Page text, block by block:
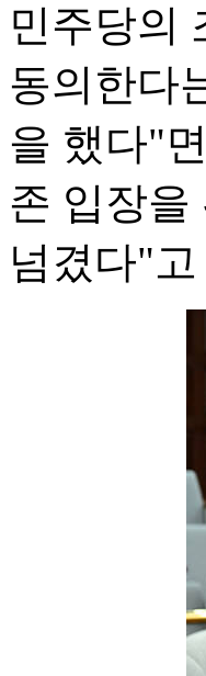
민주당의
동의한다
을 했다"
존 입장을
넘겼다"